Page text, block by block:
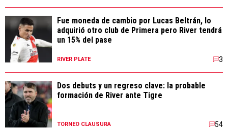
Fue moneda de cambio por Lucas Beltrán, lo
adquirió otro club de Primera pero River tendrá
un 15% del pase
RIVER PLATE 3
Dos debuts y un regreso clave: la probable
formación de River ante Tigre
TORNEO CLAUSURA 54